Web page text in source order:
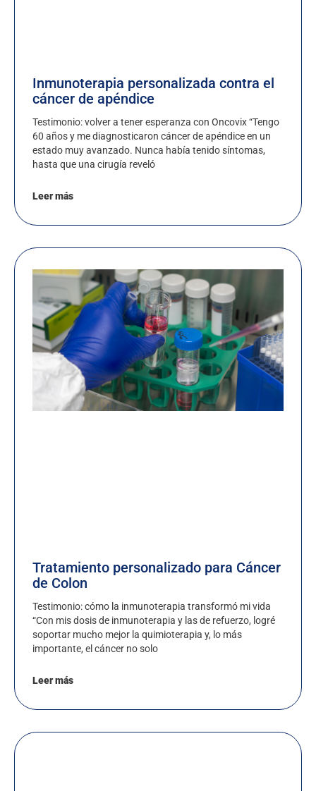
Inmunoterapia personalizada contra el
cáncer de apéndice
Testimonio: volver a tener esperanza con Oncovix “Tengo
60 años y me diagnosticaron cáncer de apéndice en un
estado muy avanzado. Nunca había tenido síntomas,
hasta que una cirugía reveló
Leer más
Tratamiento personalizado para Cáncer
de Colon
Testimonio: cómo la inmunoterapia transformó mi vida
“Con mis dosis de inmunoterapia y las de refuerzo, logré
soportar mucho mejor la quimioterapia y, lo más
importante, el cáncer no solo
Leer más